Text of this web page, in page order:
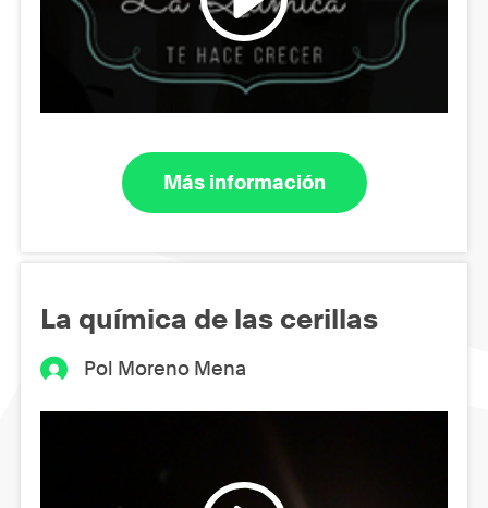
Más información
La química de las cerillas
Pol Moreno Mena